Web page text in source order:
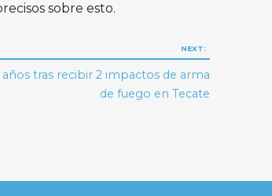
sobre esto.
NEXT:
tras recibir 2 impactos de arma
de fuego en Tecate